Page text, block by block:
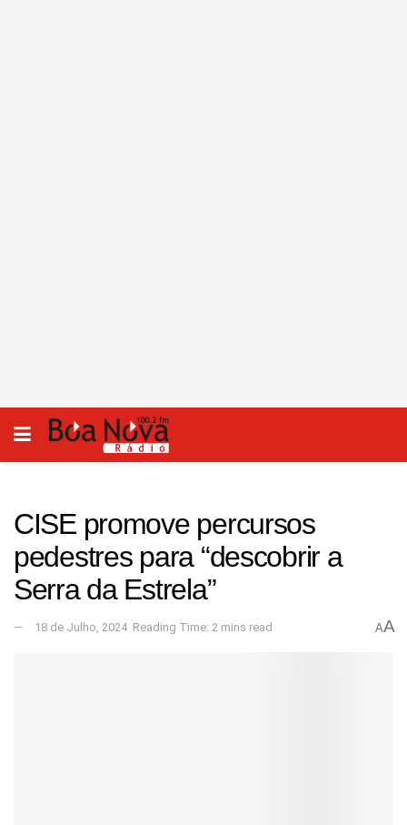
CISE promove percursos
pedestres para “descobrir a
Serra da Estrela”
18 de Julho, 2024 Reading Time: 2 mins read AA